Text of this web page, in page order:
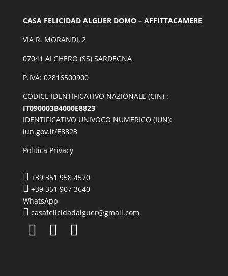
CASA FELICIDAD ALGUER DOMO – AFFITTACAMERE
VIA R. MORANDI, 2
07041 ALGHERO (SS) SARDEGNA
P.IVA: 02816500900
CODICE IDENTIFICATIVO NAZIONALE (CIN) :
IT090003B4000E8823
IDENTIFICATIVO UNIVOCO NUMERICO (IUN):
iun.gov.it/E8823
Politica Privacy
 +39 351 958 4570
 +39 351 907 3640
WhatsApp
 casafelicidadalguer@gmail.com
  